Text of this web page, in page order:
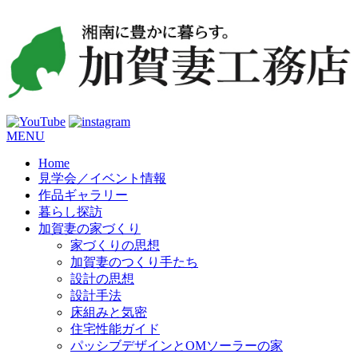
コ
MENU
Home
見学会／イベント情報
作品ギャラリー
暮らし探訪
加賀妻の家づくり
家づくりの思想
加賀妻のつくり手たち
設計の思想
設計手法
床組みと気密
住宅性能ガイド
パッシブデザインとOMソーラーの家